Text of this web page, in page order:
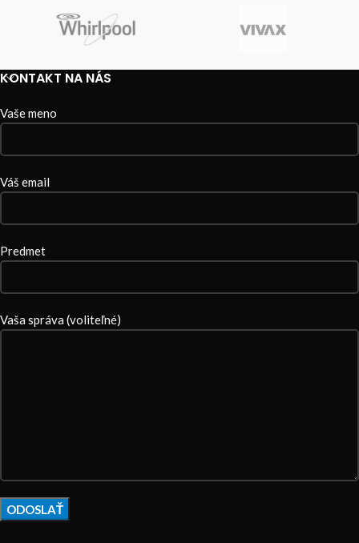
KONTAKT NA NÁS
Vaše meno
Váš email
Predmet
Vaša správa (voliteľné)